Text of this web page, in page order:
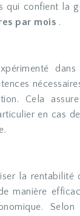
qui confient la
par mois .
Cela
en cas
la rentabilité
manière